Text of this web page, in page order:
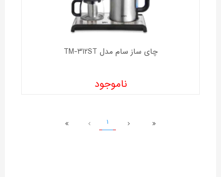
چای ساز سام مدل TM-312ST
ناموجود
1